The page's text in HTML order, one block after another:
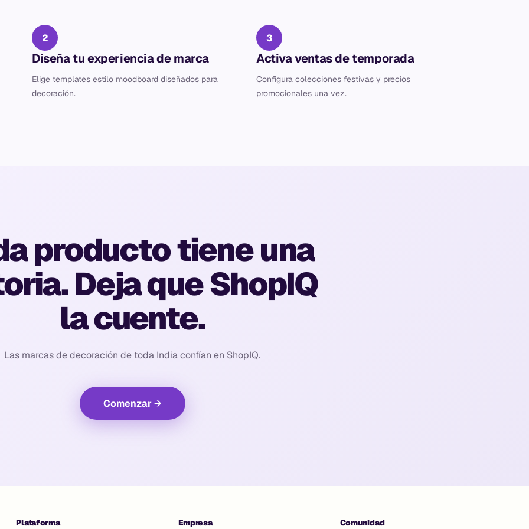
2
Diseña tu experiencia de marca
Elige templates estilo moodboard diseñados para
decoración.
3
Activa ventas de temporada
Configura colecciones festivas y precios
promocionales una vez.
producto tiene una
Deja que ShopIQ
la cuente.
Las marcas de decoración de toda India confían en ShopIQ.
Comenzar→
Plataforma Empresa Comunidad